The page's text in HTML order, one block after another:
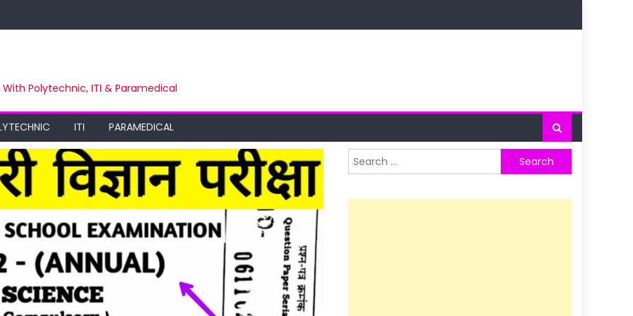
Polytechnic, ITI & Paramedical
ITI PARAMEDICAL
Search
for: